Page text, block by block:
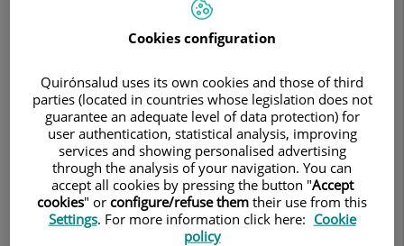
Beltrán Corbellini
FACULTATIVO ESPECIALISTA NEUROLOGÍA
NEUROLOGÍA
Pedir cita 91 387 52 50
Cookies configuration
Quirónsalud uses its own cookies and those of third
parties (located in countries whose legislation does not
guarantee an adequate level of data protection) for
user authentication, statistical analysis, improving
services and showing personalised advertising
through the analysis of your navigation. You can
accept all cookies by pressing the button "Accept
cookies" or configure/refuse them their use from this
Settings. For more information click here: Cookie
policy